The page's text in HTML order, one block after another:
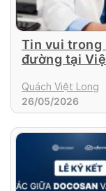
Tin vui trong
đường tại
Quách Việt Long
26/05/2026